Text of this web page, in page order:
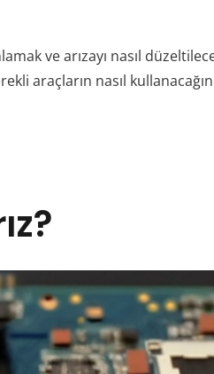
ve arızayı nasıl
araçların nasıl